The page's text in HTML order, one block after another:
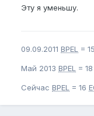
Эту я уменьшу.
09.09.2011 BPEL = 15
Май 2013 BPEL = 18
Сейчас BPEL = 16